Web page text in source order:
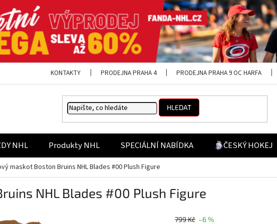
KONTAKTY PRODEJNA PRAHA 4 PRODEJNA PRAHA 9 OC HARFA
HLEDAT
NHL Produkty NHL SPECIÁLNÍ NABÍDKA ČESKÝ HOKEJ
maskot Boston Bruins NHL Blades #00 Plush Figure
NHL Blades #00 Plush Figure
799 Kč –6 %